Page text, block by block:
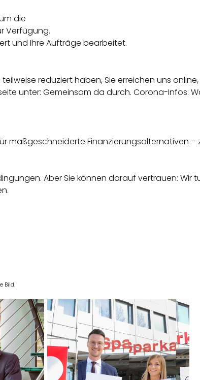
die
Verfügung.
und Ihre Aufträge bearbeitet.
reduziert haben, Sie erreichen uns
unter: Gemeinsam da durch. Corona-Infos:
maßgeschneiderte Finanzierungsalternativen
Aber Sie können darauf vertrauen: Wir
Bild.